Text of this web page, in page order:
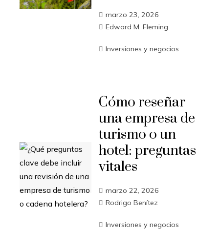
marzo 23, 2026
Edward M. Fleming
Inversiones y negocios
Cómo reseñar
una empresa de
turismo o un
hotel: preguntas
vitales
marzo 22, 2026
Rodrigo Benítez
Inversiones y negocios